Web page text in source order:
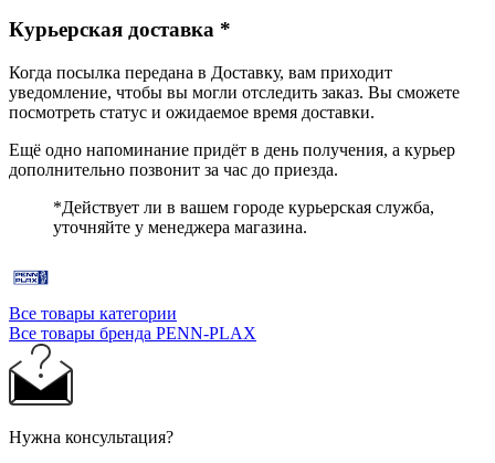
Курьерская доставка *
Когда посылка передана в Доставку, вам приходит
уведомление, чтобы вы могли отследить заказ. Вы сможете
посмотреть статус и ожидаемое время доставки.
Ещё одно напоминание придёт в день получения, а курьер
дополнительно позвонит за час до приезда.
*Действует ли в вашем городе курьерская служба,
уточняйте у менеджера магазина.
Все товары категории
Все товары бренда PENN-PLAX
Нужна консультация?